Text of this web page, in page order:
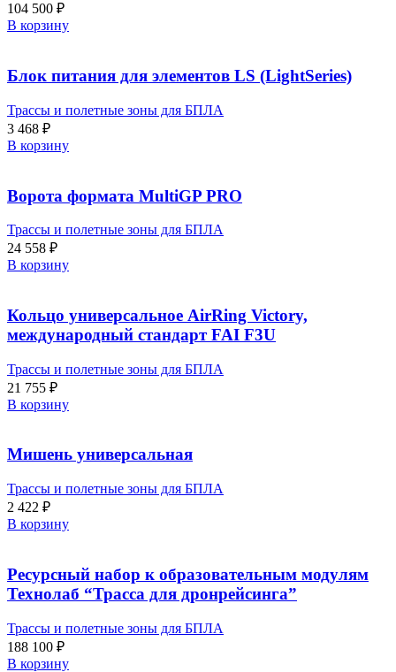
104 500 ₽
В корзину
Блок питания для элементов LS (LightSeries)
Трассы и полетные зоны для БПЛА
3 468 ₽
В корзину
Ворота формата MultiGP PRO
Трассы и полетные зоны для БПЛА
24 558 ₽
В корзину
Кольцо универсальное AirRing Victory,
международный стандарт FAI F3U
Трассы и полетные зоны для БПЛА
21 755 ₽
В корзину
Мишень универсальная
Трассы и полетные зоны для БПЛА
2 422 ₽
В корзину
Ресурсный набор к образовательным модулям
Технолаб “Трасса для дронрейсинга”
Трассы и полетные зоны для БПЛА
188 100 ₽
В корзину